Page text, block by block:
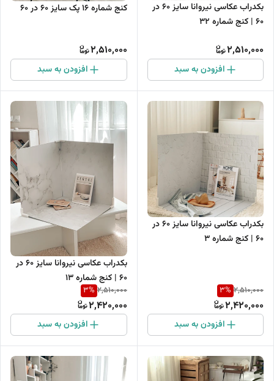
بکدراب عکاسی نیروانا سایز 60 در
60 | کنج شماره 32
2,510,000
افزودن به سبد
کنج شماره 16 پک سایز 60 در 60
2,510,000
افزودن به سبد
بکدراب عکاسی نیروانا سایز 60 در
60 | کنج شماره 3
2,510,000
3%
2,420,000
افزودن به سبد
بکدراب عکاسی نیروانا سایز 60 در
60 | کنج شماره 13
2,510,000
3%
2,420,000
افزودن به سبد